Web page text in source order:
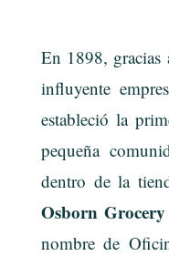
En 1898,
influyente
estableció la
pequeña
dentro de la
Osborn
nombre de